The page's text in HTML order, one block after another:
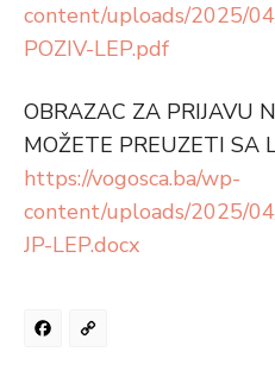
content/uploads/2025/
POZIV-LEP.pdf
OBRAZAC ZA PRIJAVU
MOŽETE PREUZETI SA
https://vogosca.ba/wp-
content/uploads/2025/
JP-LEP.docx
Facebook